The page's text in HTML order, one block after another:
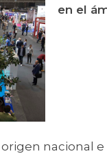
en el
origen nacional